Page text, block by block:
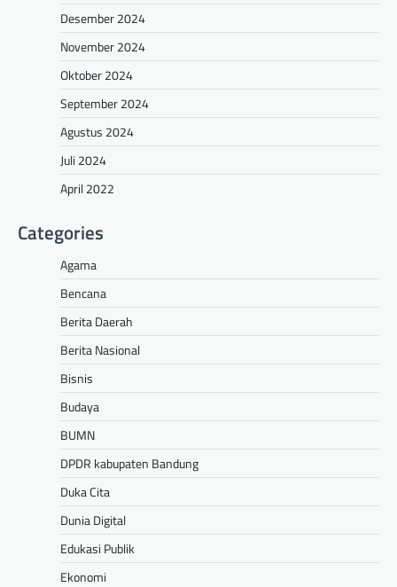
Desember 2024
November 2024
Oktober 2024
September 2024
Agustus 2024
Juli 2024
April 2022
Categories
Agama
Bencana
Berita Daerah
Berita Nasional
Bisnis
Budaya
BUMN
DPDR kabupaten Bandung
Duka Cita
Dunia Digital
Edukasi Publik
Ekonomi